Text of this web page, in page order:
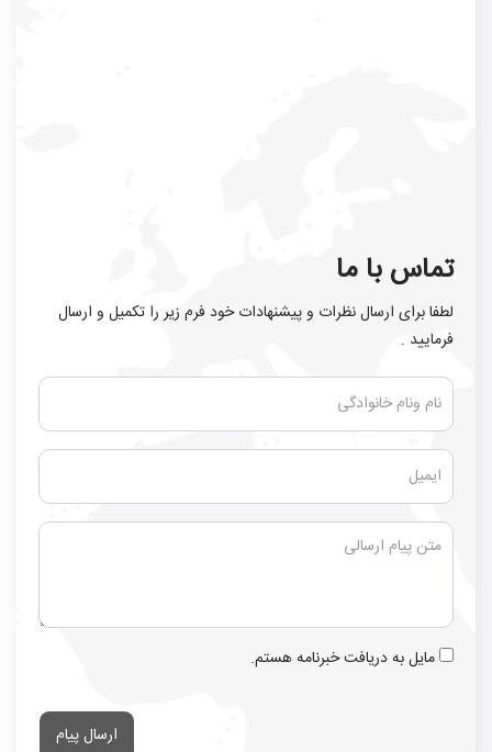
تماس با ما
لطفا برای ارسال نظرات و پیشنهادات خود فرم زیر را تکمیل و ارسال
فرمایید .
مایل به دریافت خبرنامه هستم.
ارسال پیام